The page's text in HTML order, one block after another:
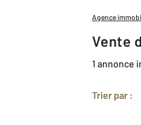
Agence
1 annonce
Trier par :